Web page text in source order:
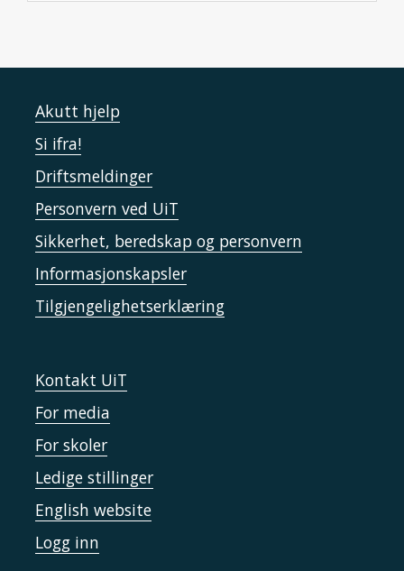
Akutt hjelp
Si ifra!
Driftsmeldinger
Personvern ved UiT
Sikkerhet, beredskap og personvern
Informasjonskapsler
Tilgjengelighetserklæring
Kontakt UiT
For media
For skoler
Ledige stillinger
English website
Logg inn